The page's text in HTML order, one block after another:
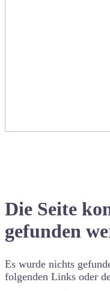
Die Seite
gefunden
Es wurde nichts
folgenden Links oder